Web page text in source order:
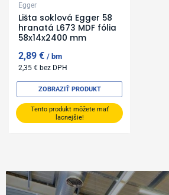
Egger
Lišta soklová Egger 58
hranatá L673 MDF fólia
58x14x2400 mm
2,89€ bm
2,35€ bez DPH
Tento produkt môžete mať
lacnejšie!
ZOBRAZIŤ PRODUKT